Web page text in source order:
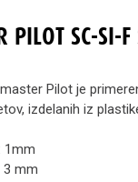
PILOT SC-SI-
Pilot je
izdelanih iz
1mm
3 mm